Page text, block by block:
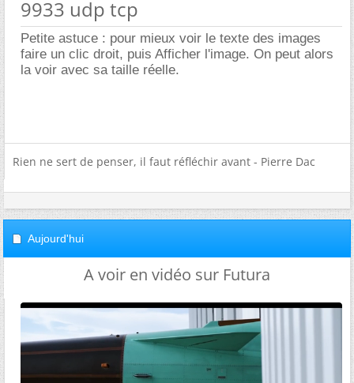
9933 udp tcp
Petite astuce : pour mieux voir le texte des images
faire un clic droit, puis Afficher l'image. On peut alors
la voir avec sa taille réelle.
Rien ne sert de penser, il faut réfléchir avant - Pierre Dac
Aujourd'hui
A voir en vidéo sur Futura